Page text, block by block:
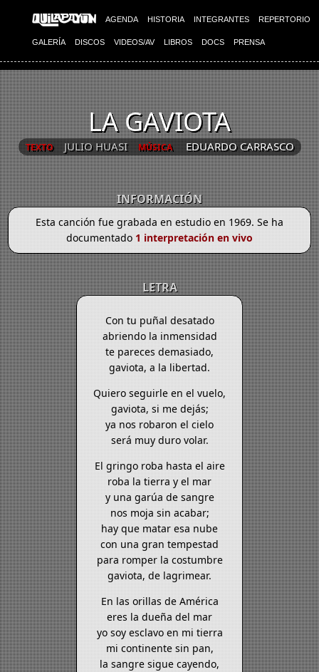
AGENDA HISTORIA INTEGRANTES REPERTORIO
GALERÍA DISCOS VIDEOS/AV LIBROS DOCS PRENSA
LA GAVIOTA
TEXTO JULIO HUASI MÚSICA EDUARDO CARRASCO
INFORMACIÓN
Esta canción fue grabada en estudio en 1969. Se ha
documentado1 interpretación en vivo
LETRA
Con tu puñal desatado
abriendo la inmensidad
te pareces demasiado,
gaviota, a la libertad.
Quiero seguirle en el vuelo,
gaviota, si me dejás;
ya nos robaron el cielo
será muy duro volar.
El gringo roba hasta el aire
roba la tierra y el mar
y una garúa de sangre
nos moja sin acabar;
hay que matar esa nube
con una gran tempestad
para romper la costumbre
gaviota, de lagrimear.
En las orillas de América
eres la dueña del mar
yo soy esclavo en mi tierra
mi continente sin pan,
la sangre sigue cayendo,